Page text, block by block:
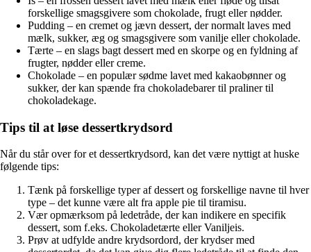
forskellige smagsgivere som chokolade, frugt eller nødder.
Pudding – en cremet og jævn dessert, der normalt laves med
mælk, sukker, æg og smagsgivere som vanilje eller chokolade.
Tærte – en slags bagt dessert med en skorpe og en fyldning af
frugter, nødder eller creme.
Chokolade – en populær sødme lavet med kakaobønner og
sukker, der kan spænde fra chokoladebarer til praliner til
chokoladekage.
Tips til at løse dessertkrydsord
Når du står over for et dessertkrydsord, kan det være nyttigt at huske
følgende tips:
Tænk på forskellige typer af dessert og forskellige navne til hver
type – det kunne være alt fra apple pie til tiramisu.
Vær opmærksom på ledetråde, der kan indikere en specifik
dessert, som f.eks. Chokoladetærte eller Vaniljeis.
Prøv at udfylde andre krydsordord, der krydser med